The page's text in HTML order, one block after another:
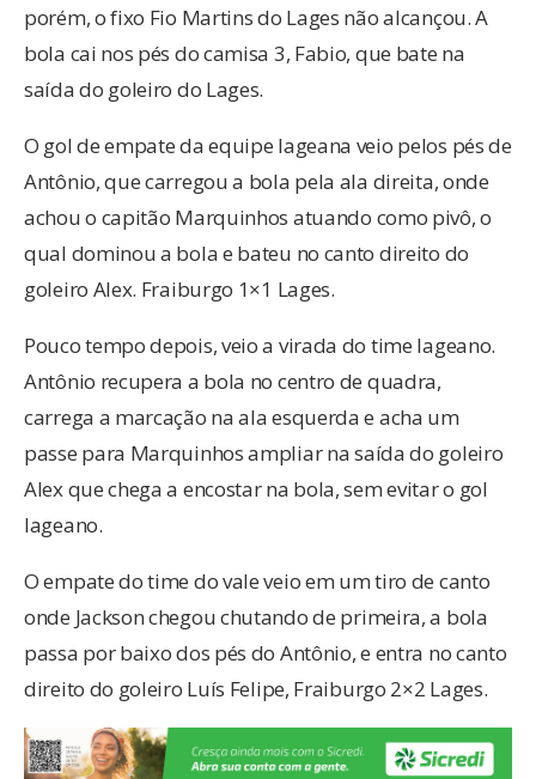
porém, o fixo Fio Martins do Lages não alcançou. A
bola cai nos pés do camisa 3, Fabio, que bate na
saída do goleiro do Lages.
O gol de empate da equipe lageana veio pelos pés de
Antônio, que carregou a bola pela ala direita, onde
achou o capitão Marquinhos atuando como pivô, o
qual dominou a bola e bateu no canto direito do
goleiro Alex. Fraiburgo 1×1 Lages.
Pouco tempo depois, veio a virada do time lageano.
Antônio recupera a bola no centro de quadra,
carrega a marcação na ala esquerda e acha um
passe para Marquinhos ampliar na saída do goleiro
Alex que chega a encostar na bola, sem evitar o gol
lageano.
O empate do time do vale veio em um tiro de canto
onde Jackson chegou chutando de primeira, a bola
passa por baixo dos pés do Antônio, e entra no canto
direito do goleiro Luís Felipe, Fraiburgo 2×2 Lages.